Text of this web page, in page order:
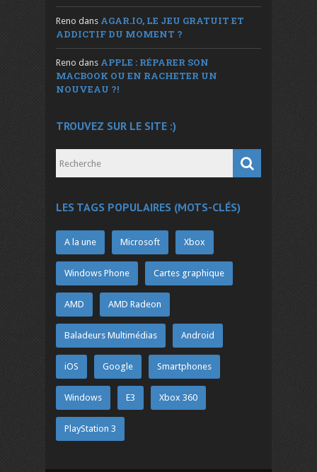
Reno dans AGAR.IO, LE JEU GRATUIT ET
ADDICTIF DU MOMENT ?
Reno dans APPLE : RÉPARER SON
MACBOOK OU EN RACHETER UN
NOUVEAU ?!
TROUVEZ SUR LE SITE :)
LES TAGS POPULAIRES (MOTS-CLÉS)
A la une Microsoft Xbox
Windows Phone Cartes graphique
AMD AMD Radeon
Baladeurs Multimédias Android
iOS Google Smartphones
Windows E3 Xbox 360
PlayStation 3